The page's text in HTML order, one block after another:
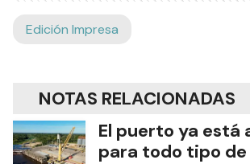
Edición Impresa
NOTAS RELACIONADAS
El puerto ya está
para todo tipo